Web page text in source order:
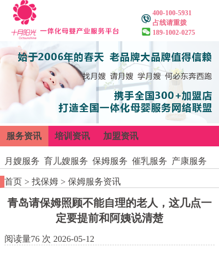
400-100-5931
占线请重拨
189-1002-0275
服务资讯 培训资讯 加盟资讯
月嫂服务 育儿嫂服务 保姆服务 催乳服务 产康服务
首页> 找保姆> 保姆服务资讯
青岛请保姆照顾不能自理的老人，这几点一
定要提前和阿姨说清楚
阅读量76 次 2026-05-12